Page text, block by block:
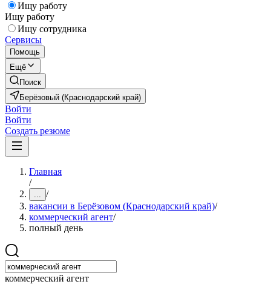
Ищу работу
Ищу работу
Ищу сотрудника
Сервисы
Помощь
Ещё
Поиск
Берёзовый (Краснодарский край)
Войти
Войти
Создать резюме
Главная
/
... /
вакансии в Берёзовом (Краснодарский край)/
коммерческий агент/
полный день
коммерческий агент